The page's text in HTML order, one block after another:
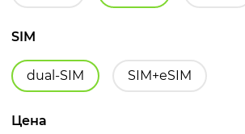
SIM
dual-SIM SIM+eSIM
Цена
14